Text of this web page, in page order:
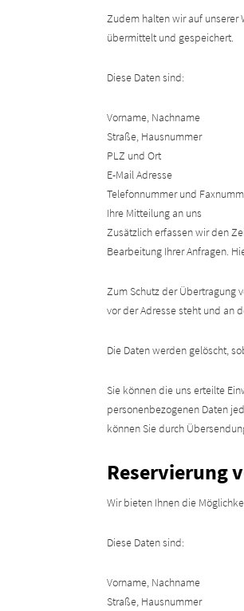
Zudem halten wir auf unserer
übermittelt und gespeichert.
Diese Daten sind:
Vorname, Nachname
Straße, Hausnummer
PLZ und Ort
E-Mail Adresse
Telefonnummer und
Ihre Mitteilung an uns
Zusätzlich erfassen wir den
Bearbeitung Ihrer Anfragen.
Zum Schutz der Übertragung
vor der Adresse steht und an
Die Daten werden gelöscht,
Sie können die uns erteilte
personenbezogenen Daten
können Sie durch
Reservierung
Wir bieten Ihnen die
Diese Daten sind:
Vorname, Nachname
Straße, Hausnummer